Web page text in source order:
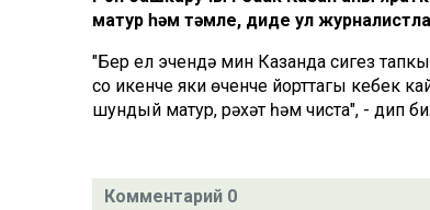
матур һәм тәмле, диде ул
"Бер ел эчендә мин Казанда сигез
соң икенче яки өченче йорттагы
шундый матур, рәхәт һәм чиста", - дип
Комментарий 0